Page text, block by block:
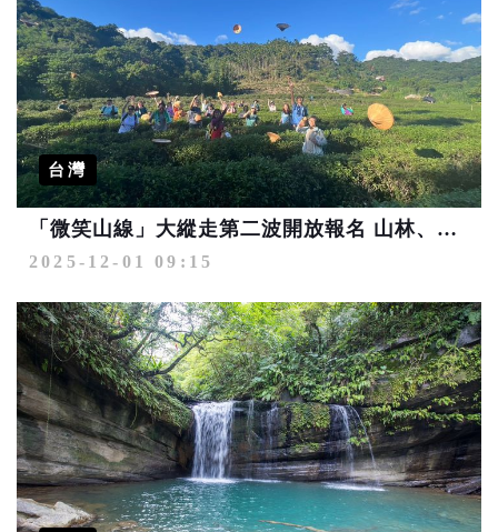
台灣
「微笑山線」大縱走第二波開放報名 山林、茶香與人文同行體驗新北魅力
2025-12-01 09:15